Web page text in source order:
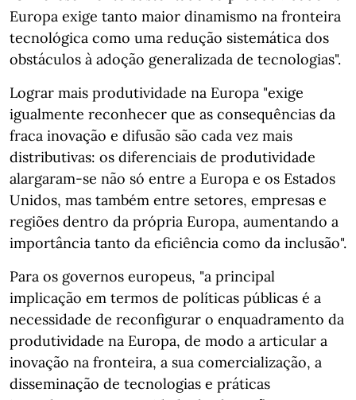
Europa exige tanto maior dinamismo na fronteira
tecnológica como uma redução sistemática dos
obstáculos à adoção generalizada de tecnologias".
Lograr mais produtividade na Europa "exige
igualmente reconhecer que as consequências da
fraca inovação e difusão são cada vez mais
distributivas: os diferenciais de produtividade
alargaram-se não só entre a Europa e os Estados
Unidos, mas também entre setores, empresas e
regiões dentro da própria Europa, aumentando a
importância tanto da eficiência como da inclusão".
Para os governos europeus, "a principal
implicação em termos de políticas públicas é a
necessidade de reconfigurar o enquadramento da
produtividade na Europa, de modo a articular a
inovação na fronteira, a sua comercialização, a
disseminação de tecnologias e práticas